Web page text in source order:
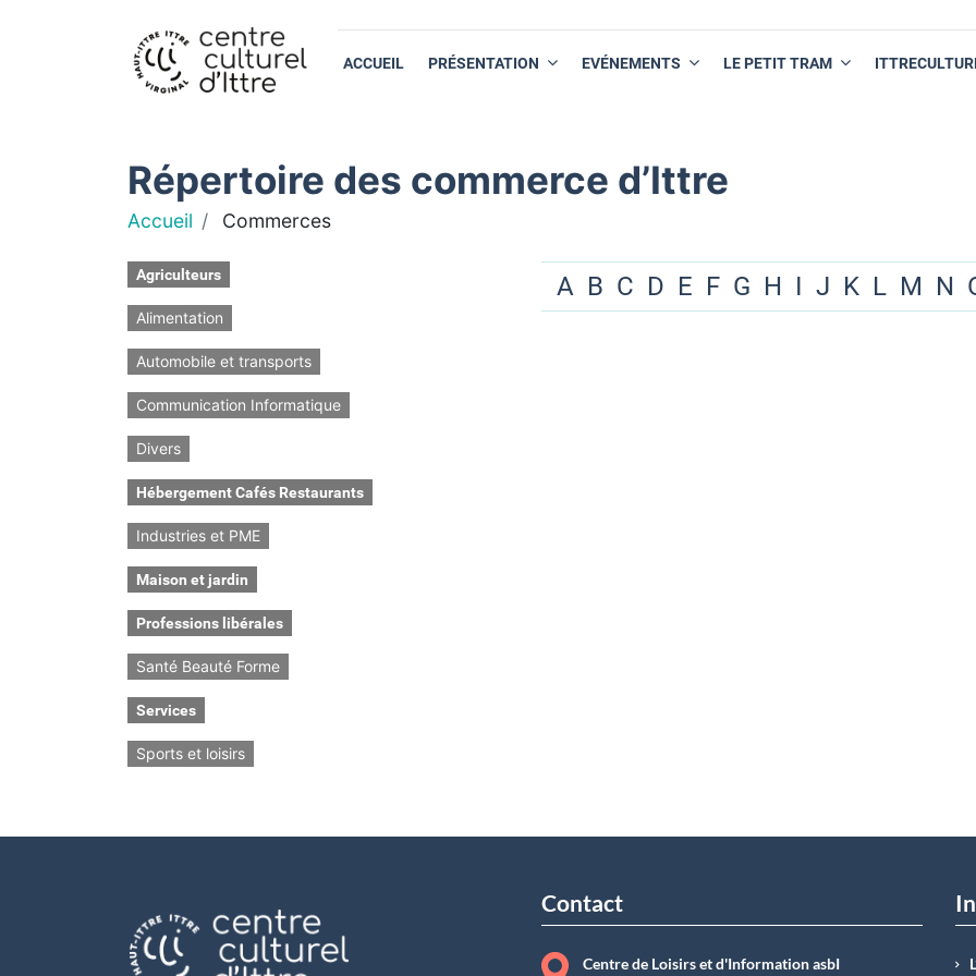
ACCUEIL PRÉSENTATION EVÉNEMENTS LE PETIT TRAM
Répertoire des commerce d’Ittre
Accueil Commerces
Agriculteurs
Alimentation
Automobile et transports
Communication Informatique
Divers
Hébergement Cafés Restaurants
Industries et PME
Maison et jardin
Professions libérales
Santé Beauté Forme
Services
Sports et loisirs
A B C D E F G H I J K L M N
Contact
Centre de Loisirs et d'Information asbI